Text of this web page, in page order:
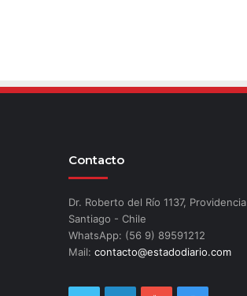
Contacto
Dr. Roberto del Río 1137, Providencia
Santiago - Chile
WhatsApp: (56 9) 89591212
Mail: contacto@estadodiario.com